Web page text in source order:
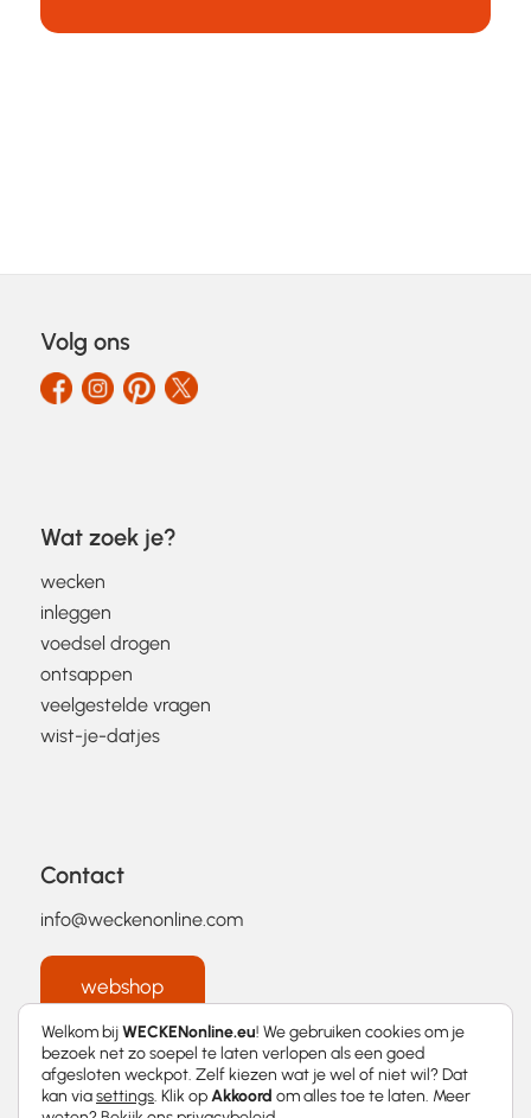
Volg ons
Wat zoek je?
wecken
inleggen
voedsel drogen
ontsappen
veelgestelde vragen
wist-je-datjes
Contact
info@weckenonline.com
webshop
Welkom bijWECKENonline.eu! We gebruiken cookies om je
bezoek net zo soepel te laten verlopen als een goed
afgesloten weckpot. Zelf kiezen wat je wel of niet wil? Dat
kan viasettings. Klik opAkkoord om alles toe te laten. Meer